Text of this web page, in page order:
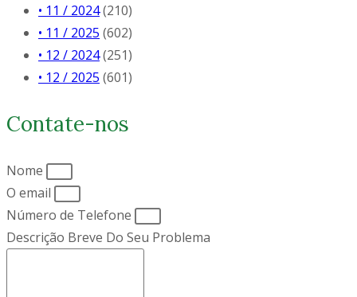
• 11 / 2024(210)
• 11 / 2025 (602)
• 12 / 2024(251)
• 12 / 2025 (601)
Contate-nos
Nome
O email
Número de Telefone
Descrição Breve Do Seu Problema